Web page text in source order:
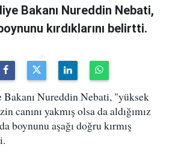
Bakanı Nureddin Nebati,
kırdıklarını belirtti.
Nureddin Nebati, "yüksek
canını yakmış olsa da aldığımız
boynunu aşağı doğru kırmış